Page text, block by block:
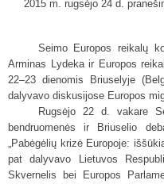
2015 m. rugsėjo 24 d.
Seimo Europos reikalų
Arminas Lydeka ir Europos
22–23 dienomis Briuselyje
dalyvavo diskusijose Europos
Rugsėjo 22 d. vakare
bendruomenės ir Briuselio
„Pabėgėlių krizė Europoje:
pat dalyvavo Lietuvos
Skvernelis bei Europos